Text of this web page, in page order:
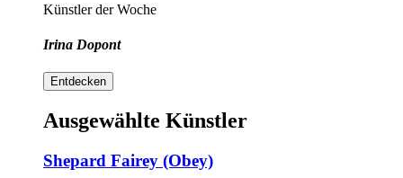
Künstler der Woche
Irina Dopont
Entdecken
Ausgewählte Künstler
Shepard Fairey (Obey)